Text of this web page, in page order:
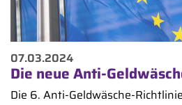
07.03.2024
Die neue Anti-
Die 6. Anti-Geldwäsche-